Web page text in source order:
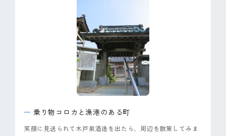
乗り物コロカと漁港のある町
笑顔に見送られて木戸泉酒造を出たら、周辺を散策してみま